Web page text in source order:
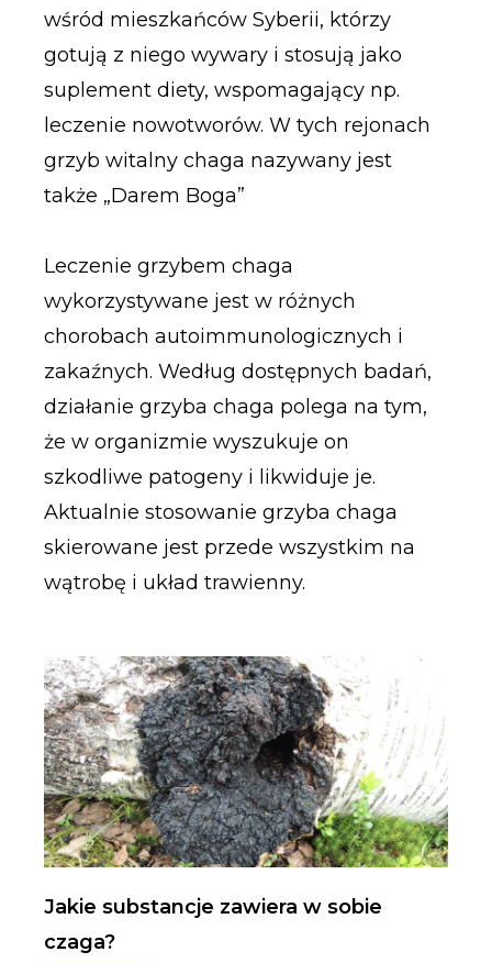
wśród mieszkańców Syberii, którzy
gotują z niego wywary i stosują jako
suplement diety, wspomagający np.
leczenie nowotworów. W tych rejonach
grzyb witalny chaga nazywany jest
także „Darem Boga”
Leczenie grzybem chaga
wykorzystywane jest w różnych
chorobach autoimmunologicznych i
zakaźnych. Według dostępnych badań,
działanie grzyba chaga polega na tym,
że w organizmie wyszukuje on
szkodliwe patogeny i likwiduje je.
Aktualnie stosowanie grzyba chaga
skierowane jest przede wszystkim na
wątrobę i układ trawienny.
Jakie substancje zawiera w sobie
czaga?